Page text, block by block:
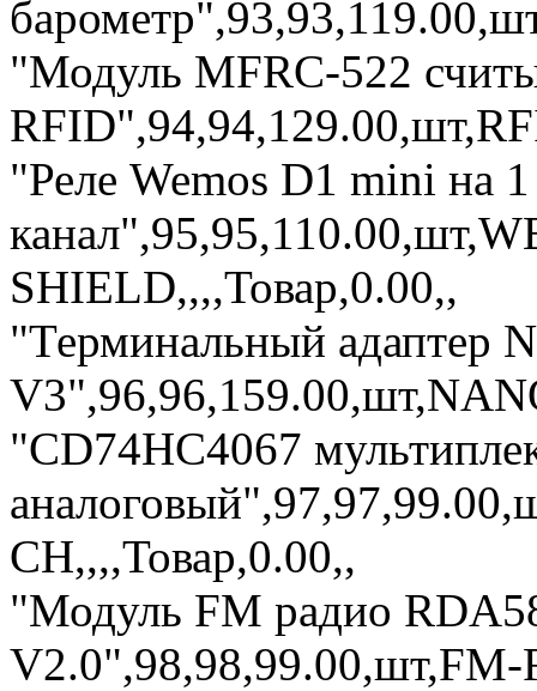
"Модуль MFRC-522
"Реле Wemos D1 mini на 1
SHIELD,,,,Товар,0.00,,
"Терминальный адаптер
"CD74HC4067
CH,,,,Товар,0.00,,
"Модуль FM радио